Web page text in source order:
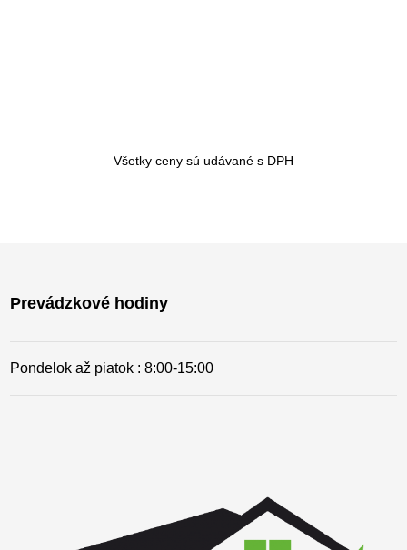
Všetky ceny sú udávané s DPH
Prevádzkové hodiny
Pondelok až piatok : 8:00-15:00